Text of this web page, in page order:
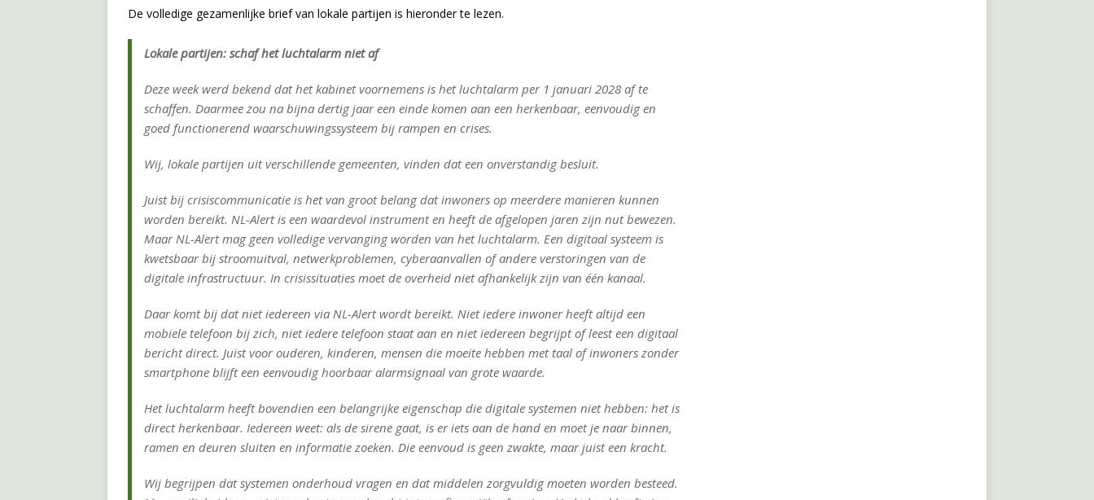
De volledige gezamenlijke brief van lokale partijen is hieronder te lezen.
Lokale partijen: schaf het luchtalarm niet af
Deze week werd bekend dat het kabinet voornemens is het luchtalarm per 1 januari 2028 af te
schaffen. Daarmee zou na bijna dertig jaar een einde komen aan een herkenbaar, eenvoudig en
goed functionerend waarschuwingssysteem bij rampen en crises.
Wij, lokale partijen uit verschillende gemeenten, vinden dat een onverstandig besluit.
Juist bij crisiscommunicatie is het van groot belang dat inwoners op meerdere manieren kunnen
worden bereikt. NL-Alert is een waardevol instrument en heeft de afgelopen jaren zijn nut bewezen.
Maar NL-Alert mag geen volledige vervanging worden van het luchtalarm. Een digitaal systeem is
kwetsbaar bij stroomuitval, netwerkproblemen, cyberaanvallen of andere verstoringen van de
digitale infrastructuur. In crisissituaties moet de overheid niet afhankelijk zijn van één kanaal.
Daar komt bij dat niet iedereen via NL-Alert wordt bereikt. Niet iedere inwoner heeft altijd een
mobiele telefoon bij zich, niet iedere telefoon staat aan en niet iedereen begrijpt of leest een digitaal
bericht direct. Juist voor ouderen, kinderen, mensen die moeite hebben met taal of inwoners zonder
smartphone blijft een eenvoudig hoorbaar alarmsignaal van grote waarde.
Het luchtalarm heeft bovendien een belangrijke eigenschap die digitale systemen niet hebben: het is
direct herkenbaar. Iedereen weet: als de sirene gaat, is er iets aan de hand en moet je naar binnen,
ramen en deuren sluiten en informatie zoeken. Die eenvoud is geen zwakte, maar juist een kracht.
Wij begrijpen dat systemen onderhoud vragen en dat middelen zorgvuldig moeten worden besteed.